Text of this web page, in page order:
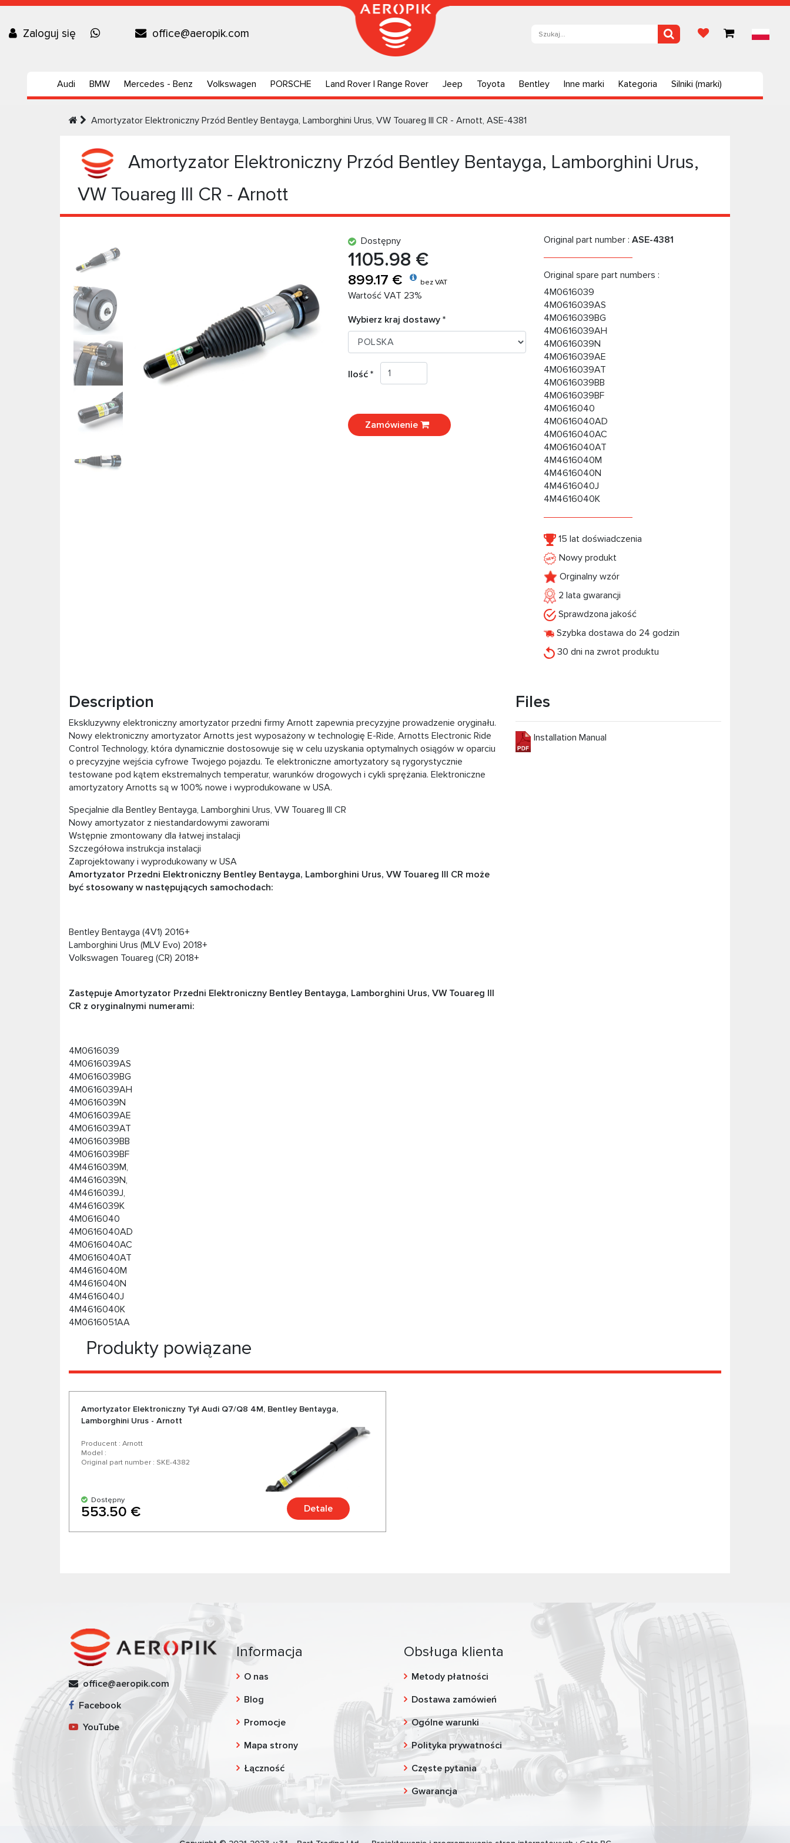
Zaloguj się office@aeropik.com
Audi BMW Mercedes - Benz Volkswagen PORSCHE Land Rover | Range Rover Jeep Toyota Bentley Inne marki Kategoria Silniki (marki)
Amortyzator Elektroniczny Przód Bentley Bentayga, Lamborghini Urus, VW Touareg III CR - Arnott, ASE-4381
Amortyzator Elektroniczny Przód Bentley Bentayga, Lamborghini Urus,
VW Touareg III CR - Arnott
Dostępny
1105.98 €
899.17 € bez VAT
Wartość VAT 23%
Wybierz kraj dostawy *
Ilość *
Zamówienie
Original part number : ASE-4381
Original spare part numbers :
4M0616039
4M0616039AS
4M0616039BG
4M0616039AH
4M0616039N
4M0616039AE
4M0616039AT
4M0616039BB
4M0616039BF
4M0616040
4M0616040AD
4M0616040AC
4M0616040AT
4M4616040M
4M4616040N
4M4616040J
4M4616040K
15 lat doświadczenia
Nowy produkt
Orginalny wzór
2 lata gwarancji
Sprawdzona jakość
Szybka dostawa do 24 godzin
30 dni na zwrot produktu
Description
Ekskluzywny elektroniczny amortyzator przedni firmy Arnott zapewnia precyzyjne prowadzenie oryginału.
Nowy elektroniczny amortyzator Arnotts jest wyposażony w technologię E-Ride, Arnotts Electronic Ride
Control Technology, która dynamicznie dostosowuje się w celu uzyskania optymalnych osiągów w oparciu
o precyzyjne wejścia cyfrowe Twojego pojazdu. Te elektroniczne amortyzatory są rygorystycznie
testowane pod kątem ekstremalnych temperatur, warunków drogowych i cykli sprężania. Elektroniczne
amortyzatory Arnotts są w 100% nowe i wyprodukowane w USA.
Specjalnie dla Bentley Bentayga, Lamborghini Urus, VW Touareg III CR
Nowy amortyzator z niestandardowymi zaworami
Wstępnie zmontowany dla łatwej instalacji
Szczegółowa instrukcja instalacji
Zaprojektowany i wyprodukowany w USA
Amortyzator Przedni Elektroniczny Bentley Bentayga, Lamborghini Urus, VW Touareg III CR może
być stosowany w następujących samochodach:
Bentley Bentayga (4V1) 2016+
Lamborghini Urus (MLV Evo) 2018+
Volkswagen Touareg (CR) 2018+
Zastępuje Amortyzator Przedni Elektroniczny Bentley Bentayga, Lamborghini Urus, VW Touareg III
CR z oryginalnymi numerami:
4M0616039
4M0616039AS
4M0616039BG
4M0616039AH
4M0616039N
4M0616039AE
4M0616039AT
4M0616039BB
4M0616039BF
4M4616039M,
4M4616039N,
4M4616039J,
4M4616039K
4M0616040
4M0616040AD
4M0616040AC
4M0616040AT
4M4616040M
4M4616040N
4M4616040J
4M4616040K
4M0616051AA
Files
Installation Manual
Produkty powiązane
Amortyzator Elektroniczny Tył Audi Q7/Q8 4M, Bentley Bentayga,
Lamborghini Urus - Arnott
Producent : Arnott
Model :
Original part number : SKE-4382
Dostępny
553.50 € Detale
office@aeropik.com
Facebook
YouTube
Informacja
O nas
Blog
Promocje
Mapa strony
Łączność
Obsługa klienta
Metody płatności
Dostawa zamówień
Ogólne warunki
Polityka prywatności
Częste pytania
Gwarancja